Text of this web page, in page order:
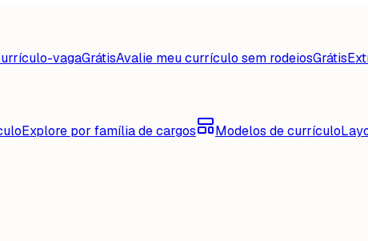
vagaGrátisAvalie meu currículo sem rodeiosGrátis
Explore por família de cargos Modelos de currículo